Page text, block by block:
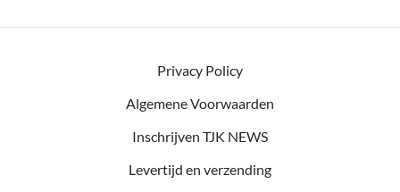
Privacy Policy
Algemene Voorwaarden
Inschrijven TJK NEWS
Levertijd en verzending